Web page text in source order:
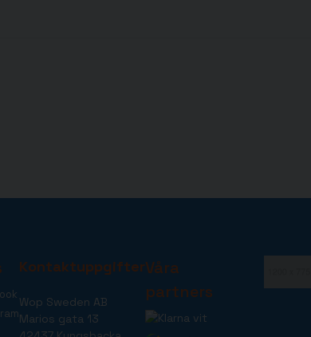
Kontaktuppgifter
Wop Sweden AB
Marios gata 13
Våra
partners